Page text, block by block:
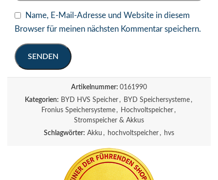
Name, E-Mail-Adresse und Website in diesem
Browser für meinen nächsten Kommentar speichern.
Artikelnummer: 0161990
Kategorien: BYD HVS Speicher , BYD Speichersysteme ,
Fronius Speichersysteme , Hochvoltspeicher ,
Stromspeicher & Akkus
Schlagwörter: Akku , hochvoltspeicher , hvs